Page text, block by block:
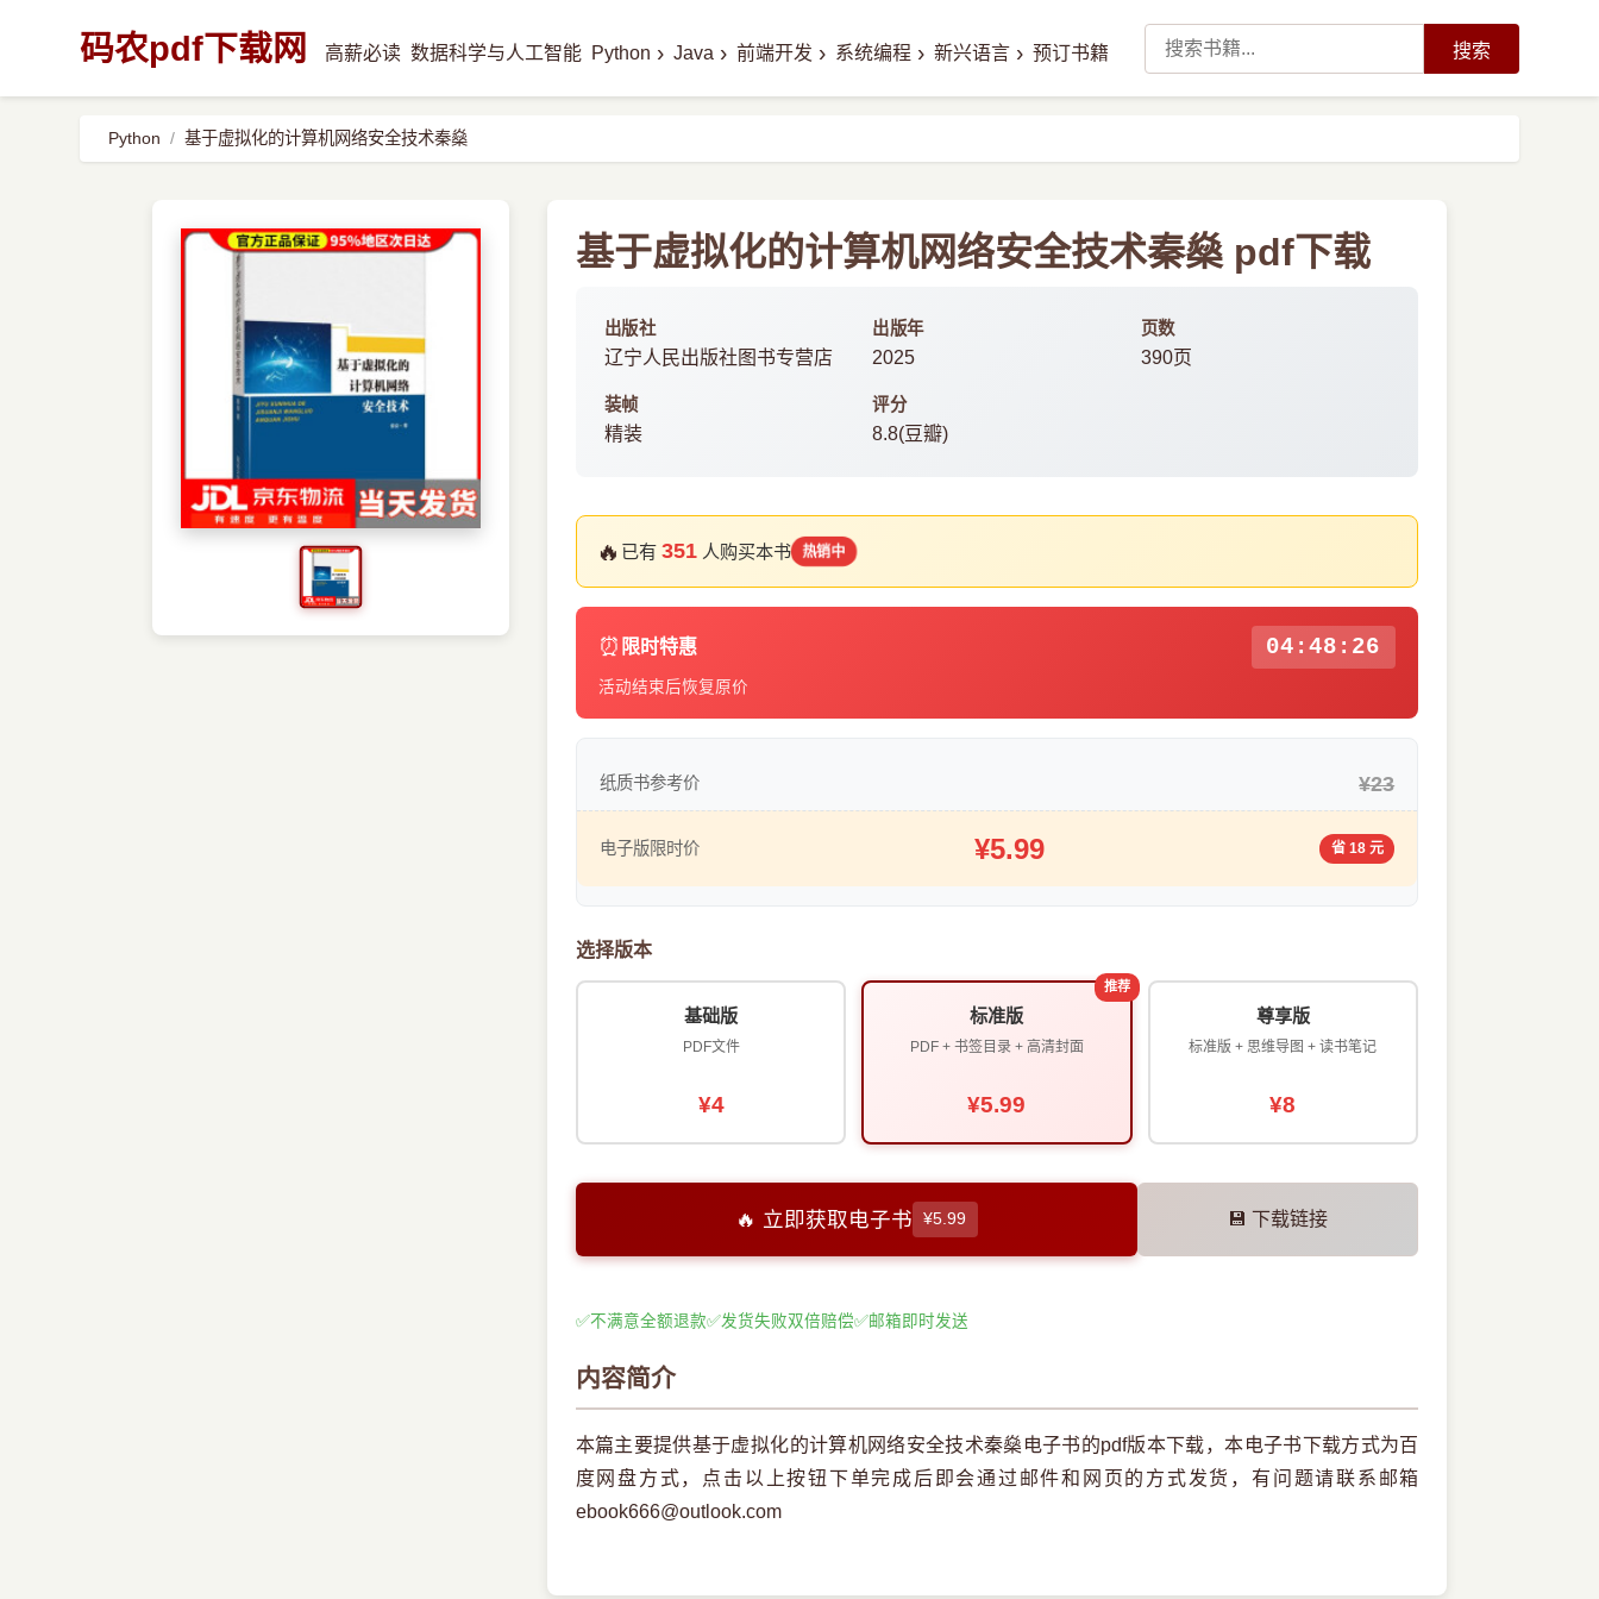
码农pdf下载网 高薪必读 数据科学与人工智能 Python › Java › 前端开发 › 系统编程 › 新兴语言 › 预订书籍 搜索
Python 基于虚拟化的计算机网络安全技术秦燊
基于虚拟化的计算机网络安全技术秦燊 pdf下载
出版社
辽宁人民出版社图书专营店
出版年
2025
页数
390页
装帧
精装
评分
8.8(豆瓣)
🔥 已有 351人购买本书 热销中
⏰ 限时特惠 04:48:25
活动结束后恢复原价
纸质书参考价 ¥23
电子版限时价 ¥5.99 省 18 元
选择版本
基础版
PDF文件
¥4
推荐
标准版
PDF + 书签目录 + 高清封面
¥5.99
尊享版
标准版 + 思维导图 + 读书笔记
¥8
🔥 立即获取电子书 ¥5.99 💾 下载链接
✅不满意全额退款✅发货失败双倍赔偿✅邮箱即时发送
内容简介
本篇主要提供基于虚拟化的计算机网络安全技术秦燊电子书的pdf版本下载，本电子书下载方式为百
度网盘方式，点击以上按钮下单完成后即会通过邮件和网页的方式发货，有问题请联系邮箱
ebook666@outlook.com